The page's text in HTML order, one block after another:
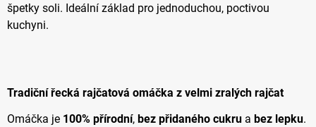
špetky soli. Ideální základ pro jednoduchou, poctivou
kuchyni.
Tradiční řecká rajčatová omáčka z velmi zralých rajčat
Omáčka je 100% přírodní, bez přidaného cukru a bez lepku.